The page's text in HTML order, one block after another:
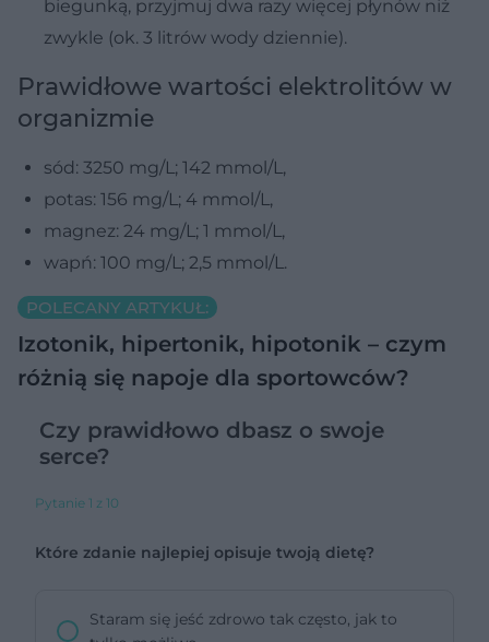
biegunką, przyjmuj dwa razy więcej płynów niż
zwykle (ok. 3 litrów wody dziennie).
Prawidłowe wartości elektrolitów w
organizmie
sód: 3250 mg/L; 142 mmol/L,
potas: 156 mg/L; 4 mmol/L,
magnez: 24 mg/L; 1 mmol/L,
wapń: 100 mg/L; 2,5 mmol/L.
POLECANY ARTYKUŁ:
Izotonik, hipertonik, hipotonik – czym
różnią się napoje dla sportowców?
Czy prawidłowo dbasz o swoje
serce?
Pytanie 1 z 10
Które zdanie najlepiej opisuje twoją dietę?
Staram się jeść zdrowo tak często, jak to